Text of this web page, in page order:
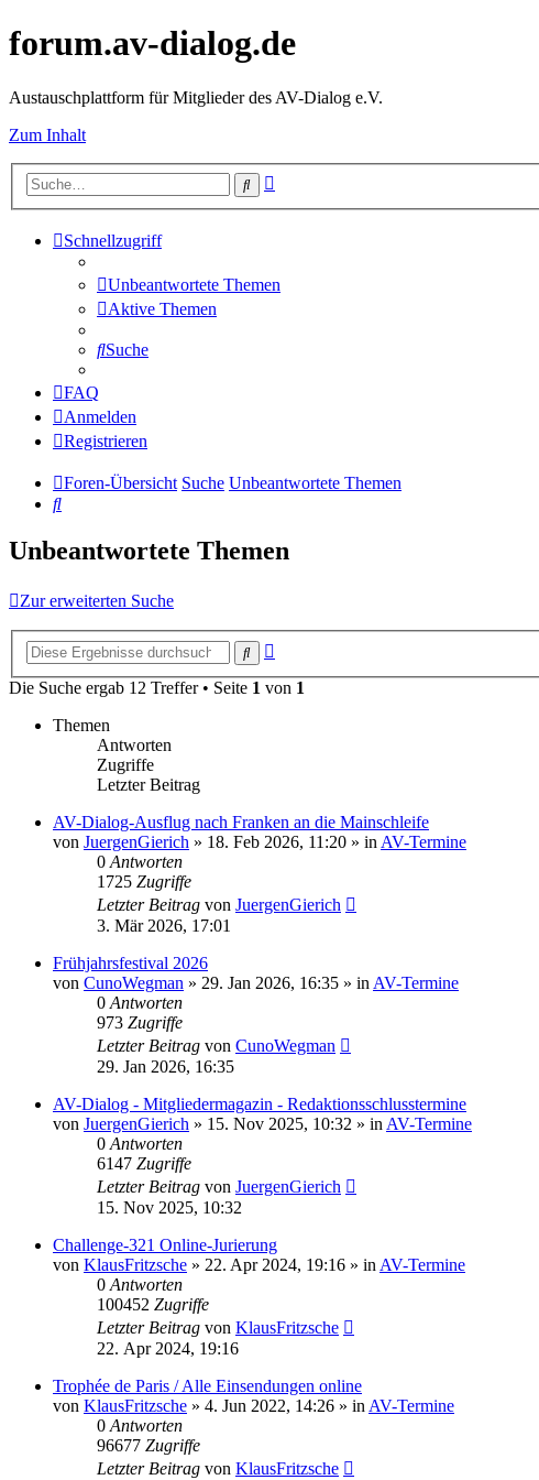
forum.av-dialog.de
Austauschplattform für Mitglieder des AV-Dialog e.V.
Zum Inhalt
Suche
Schnellzugriff
Unbeantwortete Themen
Aktive Themen
Suche
FAQ
Anmelden
Registrieren
Foren-Übersicht Suche Unbeantwortete Themen
Suche
Unbeantwortete Themen
Zur erweiterten Suche
Suche
Die Suche ergab 12 Treffer • Seite 1 von 1
Themen
Antworten
Zugriffe
Letzter Beitrag
AV-Dialog-Ausflug nach Franken an die Mainschleife
von JuergenGierich » 18. Feb 2026, 11:20 » in AV-Termine
0 Antworten
1725 Zugriffe
Letzter Beitrag von JuergenGierich
3. Mär 2026, 17:01
Frühjahrsfestival 2026
von CunoWegman » 29. Jan 2026, 16:35 » in AV-Termine
0 Antworten
973 Zugriffe
Letzter Beitrag von CunoWegman
29. Jan 2026, 16:35
AV-Dialog - Mitgliedermagazin - Redaktionsschlusstermine
von JuergenGierich » 15. Nov 2025, 10:32 » in AV-Termine
0 Antworten
6147 Zugriffe
Letzter Beitrag von JuergenGierich
15. Nov 2025, 10:32
Challenge-321 Online-Jurierung
von KlausFritzsche » 22. Apr 2024, 19:16 » in AV-Termine
0 Antworten
100452 Zugriffe
Letzter Beitrag von KlausFritzsche
22. Apr 2024, 19:16
Trophée de Paris / Alle Einsendungen online
von KlausFritzsche » 4. Jun 2022, 14:26 » in AV-Termine
0 Antworten
96677 Zugriffe
Letzter Beitrag von KlausFritzsche